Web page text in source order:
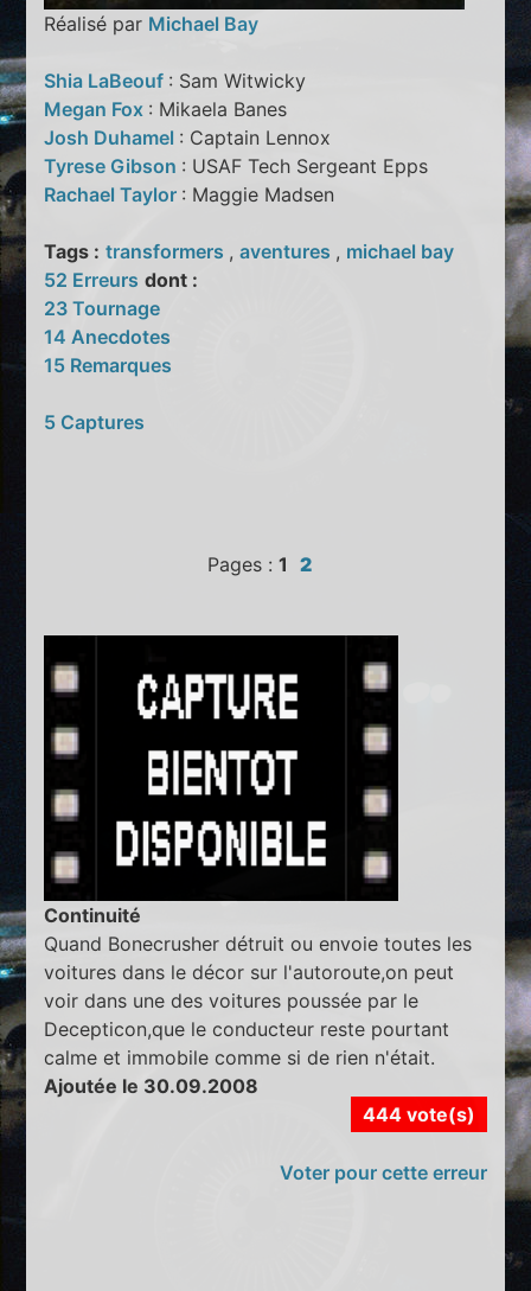
Réalisé par Michael Bay
Shia LaBeouf : Sam Witwicky
Megan Fox : Mikaela Banes
Josh Duhamel : Captain Lennox
Tyrese Gibson : USAF Tech Sergeant Epps
Rachael Taylor : Maggie Madsen
Tags : transformers ,aventures , michael bay
52 Erreurs dont :
23 Tournage
14 Anecdotes
15 Remarques
5 Captures
Pages : 1 2
Continuité
Quand Bonecrusher détruit ou envoie toutes les
voitures dans le décor sur l'autoroute,on peut
voir dans une des voitures poussée par le
Decepticon,que le conducteur reste pourtant
calme et immobile comme si de rien n'était.
Ajoutée le 30.09.2008
444 vote(s)
Voter pour cette erreur